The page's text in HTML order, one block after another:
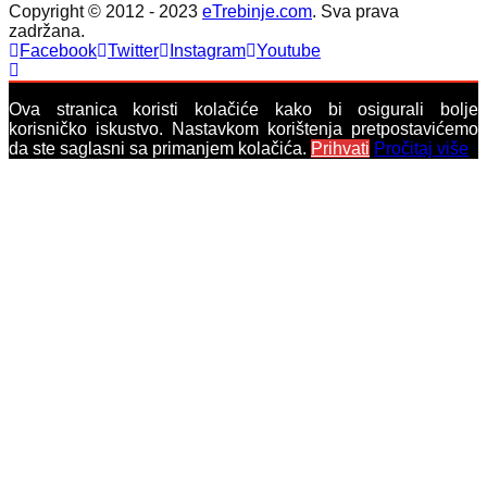
Copyright © 2012 - 2023 eTrebinje.com. Sva prava
zadržana.
Facebook Twitter Instagram Youtube
Ova stranica koristi kolačiće kako bi osigurali bolje
korisničko iskustvo. Nastavkom korištenja pretpostavićemo
da ste saglasni sa primanjem kolačića. Prihvati Pročitaj više